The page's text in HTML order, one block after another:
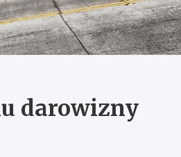
darowizny